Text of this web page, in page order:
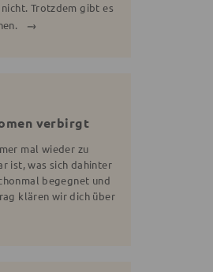
Trotzdem gibt es
verbirgt
mal wieder zu
ist, was sich dahinter
begegnet und
klären wir dich über